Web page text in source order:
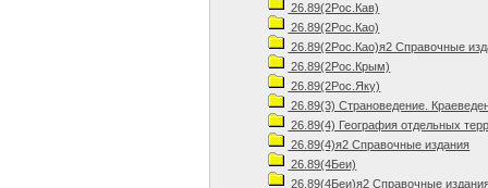
26.89(2Рос.Кав)
26.89(2Рос.Као)
26.89(2Рос.Као)я2 Справочные
26.89(2Рос.Крым)
26.89(2Рос.Яку)
26.89(3) Страноведение.
26.89(4) География отдельных
26.89(4)я2 Справочные издания
26.89(4Беи)
26.89(4Беи)я2 Справочные